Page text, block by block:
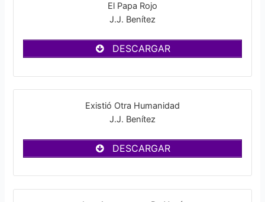
El Papa Rojo
J.J. Benítez
DESCARGAR
Existió Otra Humanidad
J.J. Benítez
DESCARGAR